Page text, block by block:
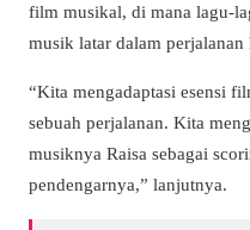
film musikal, di mana lagu-
musik latar dalam
“Kita mengadaptasi esensi
sebuah perjalanan. Kita
musiknya Raisa sebagai
pendengarnya,” lanjutnya.